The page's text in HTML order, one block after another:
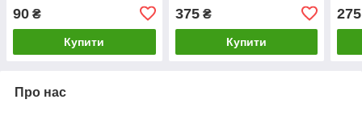
90 ₴
Купити
375₴
Купити
275
Про нас